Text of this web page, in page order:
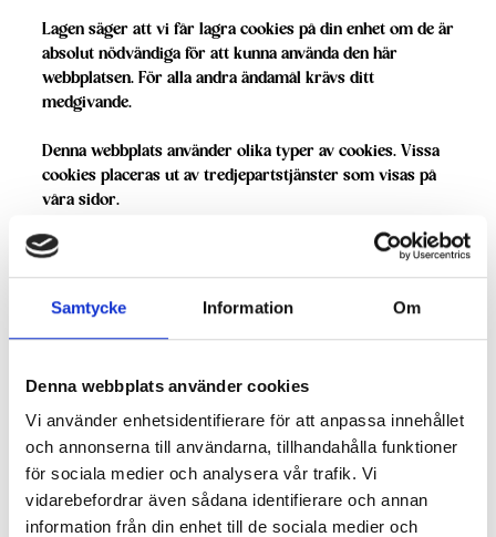
Samtycke Information Om
Denna webbplats använder cookies
Vi använder enhetsidentifierare för att anpassa innehållet
och annonserna till användarna, tillhandahålla funktioner
för sociala medier och analysera vår trafik. Vi
vidarebefordrar även sådana identifierare och annan
information från din enhet till de sociala medier och
Lagen säger att vi får lagra cookies på din enhet om de är
absolut nödvändiga för att kunna använda den här
webbplatsen. För alla andra ändamål krävs ditt
medgivande.
Denna webbplats använder olika typer av cookies. Vissa
cookies placeras ut av tredjepartstjänster som visas på
våra sidor.
Du kan ändra eller dra tillbaka ditt samtycke till cookie-
förklaringen på vår webbplats.
Läs mer i vår sekretesspolicy om vilka vi är, hur du
Ange ditt samtyckes-ID och datum för när du kontaktade
oss gällande ditt samtycke.
Ditt samtycke gäller för följande domäner:
www.norrmejerierkampanj.se